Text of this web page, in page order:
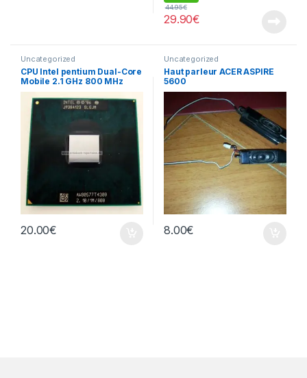
29.90€
44.95€
Uncategorized
CPU Intel pentium Dual-Core
Mobile 2.1 GHz 800 MHz
20.00€
Uncategorized
Haut parleur ACER ASPIRE
5600
8.00€